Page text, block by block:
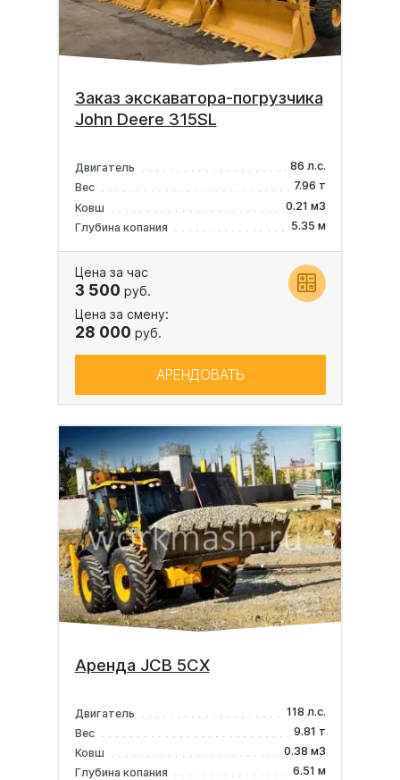
Заказ экскаватора-погрузчика
John Deere 315SL
Двигатель
86 л.с.
Вес
7.96 т
Ковш
0.21 м3
Глубина копания
5.35 м
Цена за час
3 500 руб.
Цена за смену:
28 000 руб.
АРЕНДОВАТЬ
Аренда JCB 5CX
Двигатель
118 л.с.
Вес
9.81 т
Ковш
0.38 м3
Глубина копания
6.51 м